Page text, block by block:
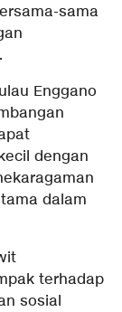
sama
Enggano
dengan
dalam
terhadap
sosial